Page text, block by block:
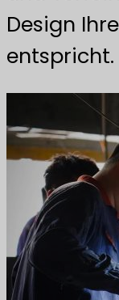
Design
entspricht.